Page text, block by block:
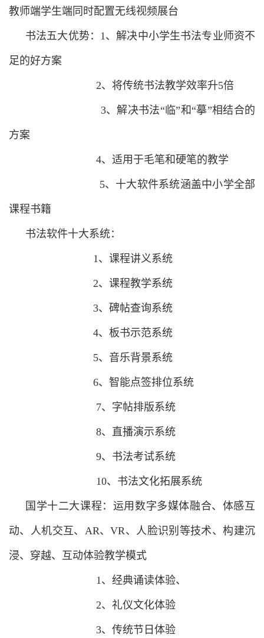
教师端学生端同时配置无线视频展台
书法五大优势：1、解决中小学生书法专业师资不
足的好方案
2、将传统书法教学效率升5倍
3、解决书法“临”和“摹”相结合的
方案
4、适用于毛笔和硬笔的教学
5、十大软件系统涵盖中小学全部
课程书籍
书法软件十大系统：
1、课程讲义系统
2、课程教学系统
3、碑帖查询系统
4、板书示范系统
5、音乐背景系统
6、智能点签排位系统
7、字帖排版系统
8、直播演示系统
9、书法考试系统
10、书法文化拓展系统
国学十二大课程：运用数字多媒体融合、体感互
动、人机交互、AR、VR、人脸识别等技术、构建沉
浸、穿越、互动体验教学模式
1、经典诵读体验、
2、礼仪文化体验
3、传统节日体验